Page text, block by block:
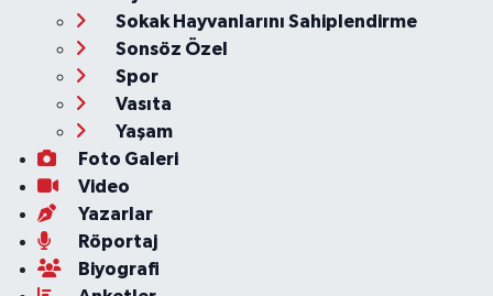
Sokak Hayvanlarını Sahiplendirme
Sonsöz Özel
Spor
Vasıta
Yaşam
Foto Galeri
Video
Yazarlar
Röportaj
Biyografi